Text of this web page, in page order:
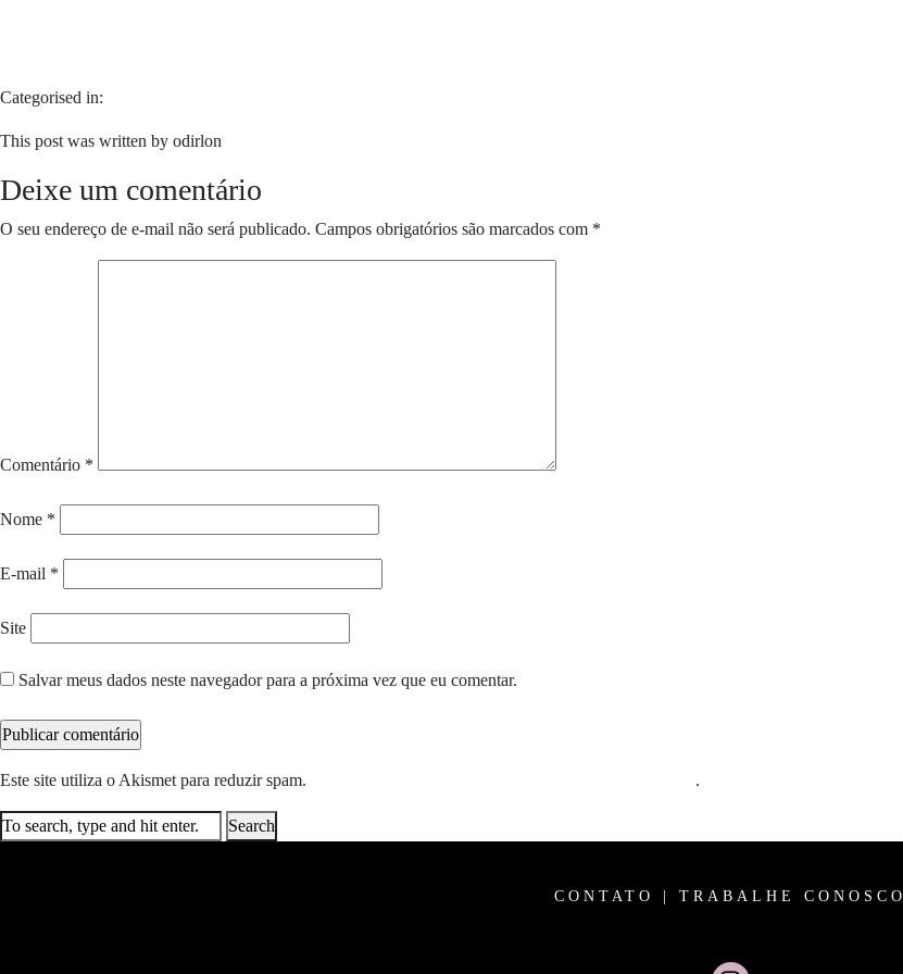
Categorised in:
This post was written by odirlon
Deixe um comentário
O seu endereço de e-mail não será publicado. Campos obrigatórios são marcados com *
Comentário *
Nome *
E-mail *
Site
Salvar meus dados neste navegador para a próxima vez que eu comentar.
Este site utiliza o Akismet para reduzir spam. .
Search
CONTATO TRABALHE CONOSCO